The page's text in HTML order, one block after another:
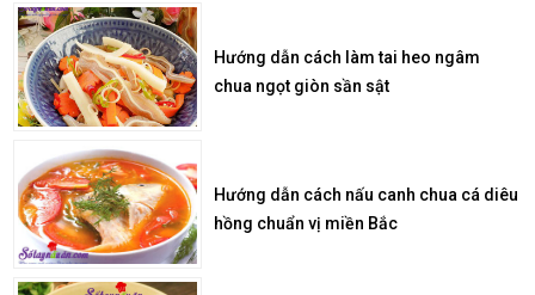
Hướng dẫn cách làm tai heo ngâm
chua ngọt giòn sần sật
Hướng dẫn cách nấu canh chua cá diêu
hồng chuẩn vị miền Bắc